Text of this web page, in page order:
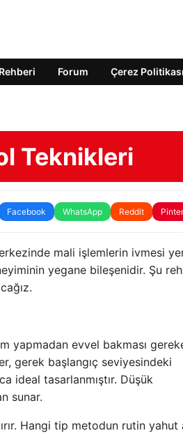
Forum Çerez Politikası
Teknikleri
Facebook WhatsApp Reddit
mali işlemlerin ivmesi
yegane bileşenidir. Şu
yapmadan evvel bakması
gerek başlangıç seviyesindeki
ideal tasarlanmıştır. Düşük
sunar.
Hangi tip metodun rutin yahut